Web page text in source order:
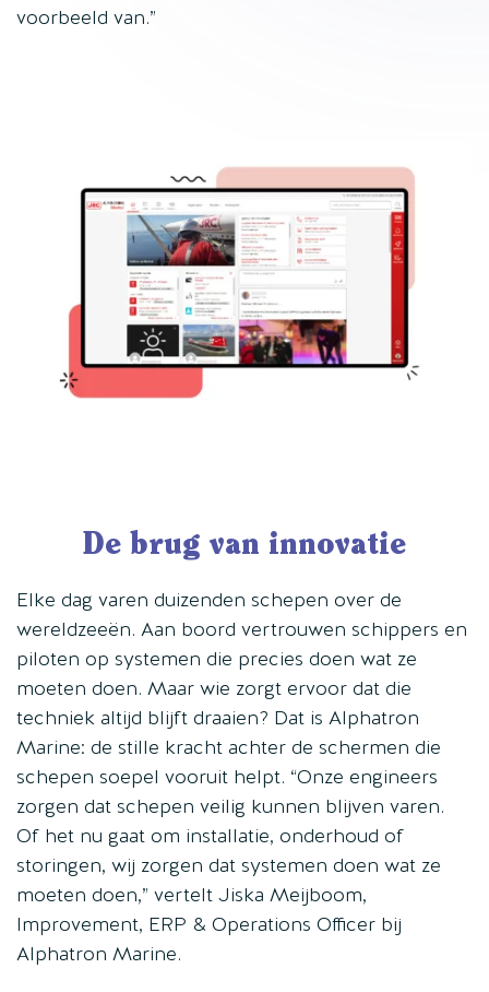
voorbeeld van.”
De brug van innovatie
Elke dag varen duizenden schepen over de
wereldzeeën. Aan boord vertrouwen schippers en
piloten op systemen die precies doen wat ze
moeten doen. Maar wie zorgt ervoor dat die
techniek altijd blijft draaien? Dat is Alphatron
Marine: de stille kracht achter de schermen die
schepen soepel vooruit helpt. “Onze engineers
zorgen dat schepen veilig kunnen blijven varen.
Of het nu gaat om installatie, onderhoud of
storingen, wij zorgen dat systemen doen wat ze
moeten doen,” vertelt Jiska Meijboom,
Improvement, ERP & Operations Officer bij
Alphatron Marine.